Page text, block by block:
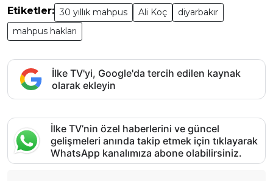
Etiketler: 30 yıllık mahpus Ali Koç
diyarbakır
mahpus hakları
İlke TV'yi, Google'da tercih edilen kaynak
olarak ekleyin
İlke TV’nin özel haberlerini ve güncel
gelişmeleri anında takip etmek için tıklayarak
WhatsApp kanalımıza abone olabilirsiniz.